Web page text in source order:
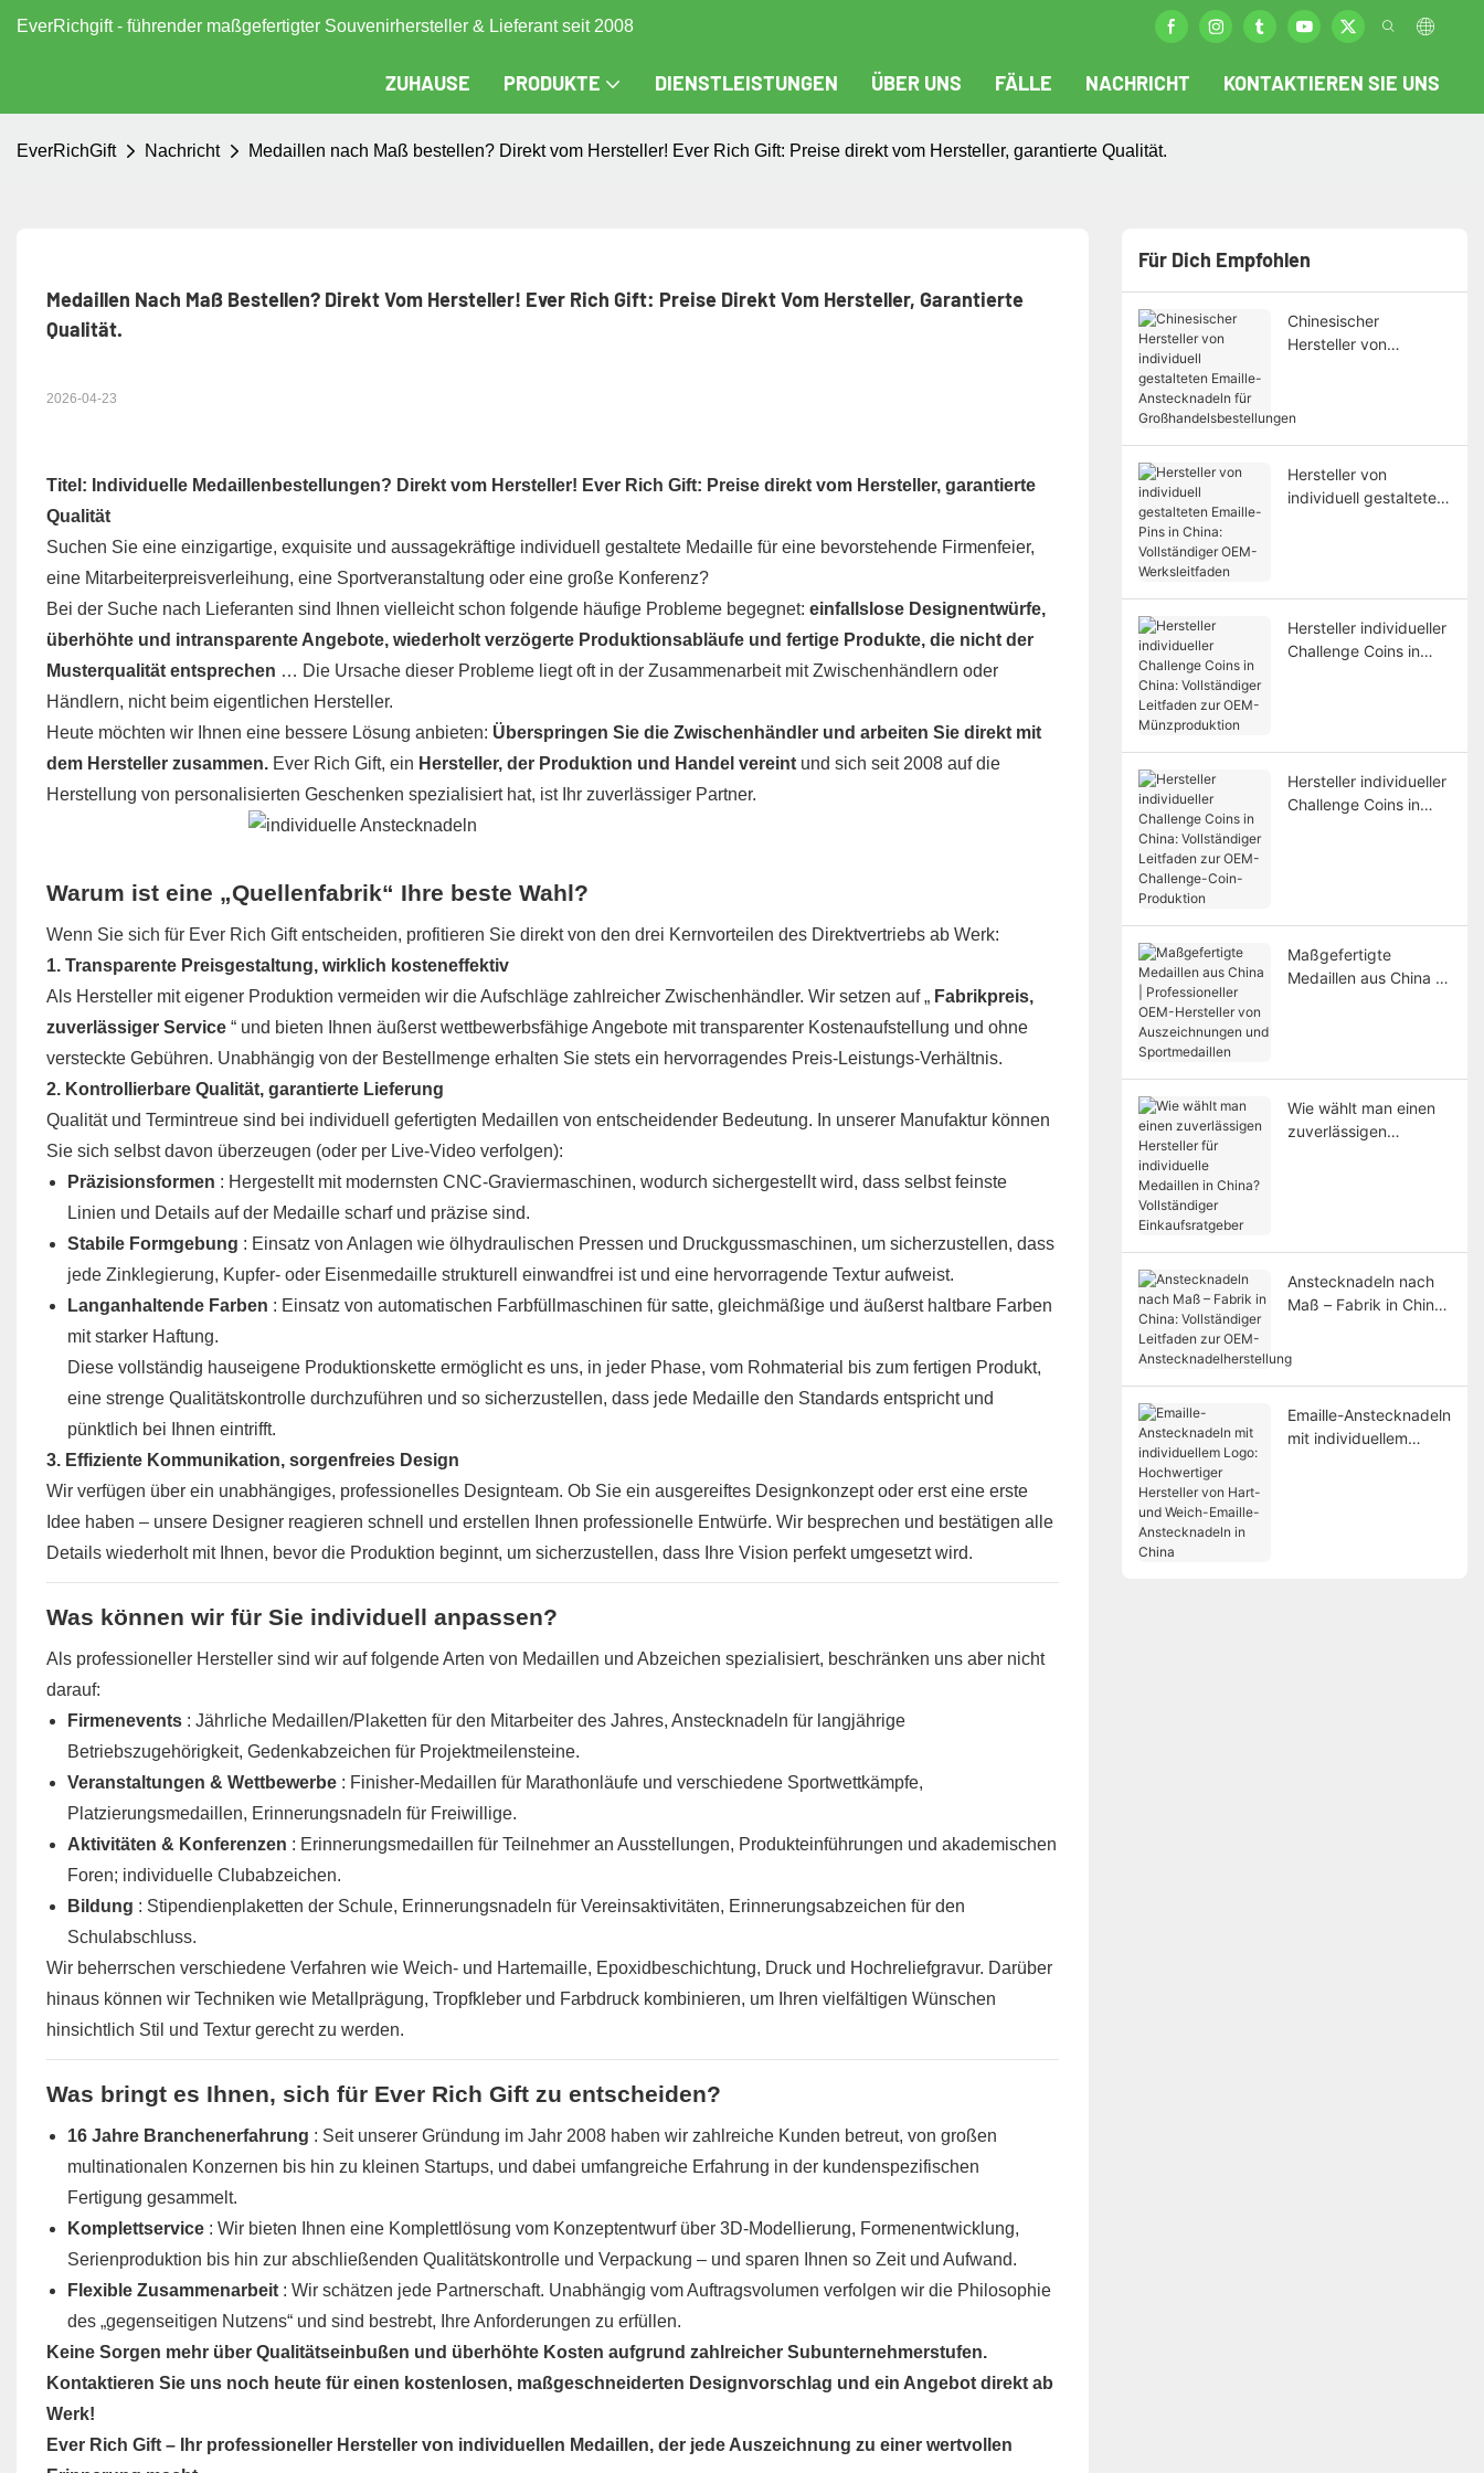
EverRichgift - führender maßgefertigter Souvenirhersteller & Lieferant seit 2008
ZUHAUSE PRODUKTE DIENSTLEISTUNGEN ÜBER UNS FÄLLE NACHRICHT KONTAKTIEREN SIE UNS
EverRichGift Nachricht Medaillen nach Maß bestellen? Direkt vom Hersteller! Ever Rich Gift: Preise direkt vom Hersteller, garantierte Qualität.
Medaillen Nach Maß Bestellen? Direkt Vom Hersteller! Ever Rich Gift: Preise Direkt Vom Hersteller, Garantierte
Qualität.
2026-04-23
Titel: Individuelle Medaillenbestellungen? Direkt vom Hersteller! Ever Rich Gift: Preise direkt vom Hersteller, garantierte
Qualität
Suchen Sie eine einzigartige, exquisite und aussagekräftige individuell gestaltete Medaille für eine bevorstehende Firmenfeier,
eine Mitarbeiterpreisverleihung, eine Sportveranstaltung oder eine große Konferenz?
Bei der Suche nach Lieferanten sind Ihnen vielleicht schon folgende häufige Probleme begegnet: einfallslose Designentwürfe,
überhöhte und intransparente Angebote, wiederholt verzögerte Produktionsabläufe und fertige Produkte, die nicht der
Musterqualität entsprechen … Die Ursache dieser Probleme liegt oft in der Zusammenarbeit mit Zwischenhändlern oder
Händlern, nicht beim eigentlichen Hersteller.
Heute möchten wir Ihnen eine bessere Lösung anbieten: Überspringen Sie die Zwischenhändler und arbeiten Sie direkt mit
dem Hersteller zusammen.Ever Rich Gift, ein Hersteller, der Produktion und Handel vereintund sich seit 2008 auf die
Herstellung von personalisierten Geschenken spezialisiert hat, ist Ihr zuverlässiger Partner.
Warum ist eine „Quellenfabrik“ Ihre beste Wahl?
Wenn Sie sich für Ever Rich Gift entscheiden, profitieren Sie direkt von den drei Kernvorteilen des Direktvertriebs ab Werk:
1. Transparente Preisgestaltung, wirklich kosteneffektiv
Als Hersteller mit eigener Produktion vermeiden wir die Aufschläge zahlreicher Zwischenhändler. Wir setzen auf „ Fabrikpreis,
zuverlässiger Service“ und bieten Ihnen äußerst wettbewerbsfähige Angebote mit transparenter Kostenaufstellung und ohne
versteckte Gebühren. Unabhängig von der Bestellmenge erhalten Sie stets ein hervorragendes Preis-Leistungs-Verhältnis.
2. Kontrollierbare Qualität, garantierte Lieferung
Qualität und Termintreue sind bei individuell gefertigten Medaillen von entscheidender Bedeutung. In unserer Manufaktur können
Sie sich selbst davon überzeugen (oder per Live-Video verfolgen):
Präzisionsformen : Hergestellt mit modernsten CNC-Graviermaschinen, wodurch sichergestellt wird, dass selbst feinste
Linien und Details auf der Medaille scharf und präzise sind.
Stabile Formgebung : Einsatz von Anlagen wie ölhydraulischen Pressen und Druckgussmaschinen, um sicherzustellen, dass
jede Zinklegierung, Kupfer- oder Eisenmedaille strukturell einwandfrei ist und eine hervorragende Textur aufweist.
Langanhaltende Farben : Einsatz von automatischen Farbfüllmaschinen für satte, gleichmäßige und äußerst haltbare Farben
mit starker Haftung.
Diese vollständig hauseigene Produktionskette ermöglicht es uns, in jeder Phase, vom Rohmaterial bis zum fertigen Produkt,
eine strenge Qualitätskontrolle durchzuführen und so sicherzustellen, dass jede Medaille den Standards entspricht und
pünktlich bei Ihnen eintrifft.
3. Effiziente Kommunikation, sorgenfreies Design
Wir verfügen über ein unabhängiges, professionelles Designteam. Ob Sie ein ausgereiftes Designkonzept oder erst eine erste
Idee haben – unsere Designer reagieren schnell und erstellen Ihnen professionelle Entwürfe. Wir besprechen und bestätigen alle
Details wiederholt mit Ihnen, bevor die Produktion beginnt, um sicherzustellen, dass Ihre Vision perfekt umgesetzt wird.
Was können wir für Sie individuell anpassen?
Als professioneller Hersteller sind wir auf folgende Arten von Medaillen und Abzeichen spezialisiert, beschränken uns aber nicht
darauf:
Firmenevents : Jährliche Medaillen/Plaketten für den Mitarbeiter des Jahres, Anstecknadeln für langjährige
Betriebszugehörigkeit, Gedenkabzeichen für Projektmeilensteine.
Veranstaltungen & Wettbewerbe : Finisher-Medaillen für Marathonläufe und verschiedene Sportwettkämpfe,
Platzierungsmedaillen, Erinnerungsnadeln für Freiwillige.
Aktivitäten & Konferenzen : Erinnerungsmedaillen für Teilnehmer an Ausstellungen, Produkteinführungen und akademischen
Foren; individuelle Clubabzeichen.
Bildung : Stipendienplaketten der Schule, Erinnerungsnadeln für Vereinsaktivitäten, Erinnerungsabzeichen für den
Schulabschluss.
Wir beherrschen verschiedene Verfahren wie Weich- und Hartemaille, Epoxidbeschichtung, Druck und Hochreliefgravur. Darüber
hinaus können wir Techniken wie Metallprägung, Tropfkleber und Farbdruck kombinieren, um Ihren vielfältigen Wünschen
hinsichtlich Stil und Textur gerecht zu werden.
Was bringt es Ihnen, sich für Ever Rich Gift zu entscheiden?
16 Jahre Branchenerfahrung : Seit unserer Gründung im Jahr 2008 haben wir zahlreiche Kunden betreut, von großen
multinationalen Konzernen bis hin zu kleinen Startups, und dabei umfangreiche Erfahrung in der kundenspezifischen
Fertigung gesammelt.
Komplettservice : Wir bieten Ihnen eine Komplettlösung vom Konzeptentwurf über 3D-Modellierung, Formenentwicklung,
Serienproduktion bis hin zur abschließenden Qualitätskontrolle und Verpackung – und sparen Ihnen so Zeit und Aufwand.
Flexible Zusammenarbeit : Wir schätzen jede Partnerschaft. Unabhängig vom Auftragsvolumen verfolgen wir die Philosophie
des „gegenseitigen Nutzens“ und sind bestrebt, Ihre Anforderungen zu erfüllen.
Keine Sorgen mehr über Qualitätseinbußen und überhöhte Kosten aufgrund zahlreicher Subunternehmerstufen.
Kontaktieren Sie uns noch heute für einen kostenlosen, maßgeschneiderten Designvorschlag und ein Angebot direkt ab
Werk!
Ever Rich Gift – Ihr professioneller Hersteller von individuellen Medaillen, der jede Auszeichnung zu einer wertvollen
Für Dich Empfohlen
Chinesischer
Hersteller von
für
Hersteller von
individuell gestalteten
Hersteller individueller
Challenge Coins in
Hersteller individueller
Challenge Coins in
Maßgefertigte
Medaillen aus China |
Wie wählt man einen
zuverlässigen
Anstecknadeln nach
Maß – Fabrik in China:
Emaille-Anstecknadeln
mit individuellem